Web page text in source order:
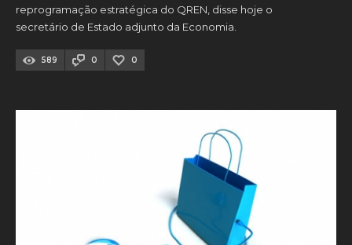
reprogramação estratégica do QREN, disse hoje o
secretário de Estado adjunto da Economia.
589 0 0